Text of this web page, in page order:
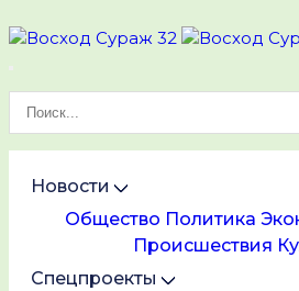
Новости
Общество Политика
Происшествия
Спецпроекты